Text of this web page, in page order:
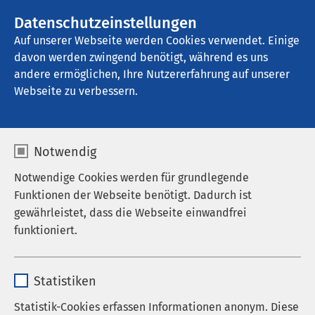
Datenschutzeinstellungen
Auf unserer Webseite werden Cookies verwendet. Einige
davon werden zwingend benötigt, während es uns
andere ermöglichen, Ihre Nutzererfahrung auf unserer
Webseite zu verbessern.
Notwendig
Notwendige Cookies werden für grundlegende
Funktionen der Webseite benötigt. Dadurch ist
gewährleistet, dass die Webseite einwandfrei
funktioniert.
Anbieter sgalinski
Statistiken
Statistik-Cookies erfassen Informationen anonym. Diese
AMEOS Klinikum St. Clemens Oberhausen
Termin buchen
Allgemein- und Viszeralchirurgie
Frauenheilkunde und Geburtshilfe